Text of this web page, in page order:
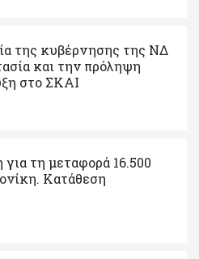
της κυβέρνησης της ΝΔ
και την πρόληψη
στο ΣΚΑΙ
τη μεταφορά 16.500
Κατάθεση